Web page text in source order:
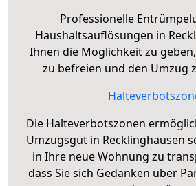
Professionelle
Haushaltsauflösungen in
Ihnen die Möglichkeit zu
zu befreien und den Umzug
Die Halteverbotszonen
Umzugsgut in Recklinghausen
in Ihre neue Wohnung zu
dass Sie sich Gedanken über